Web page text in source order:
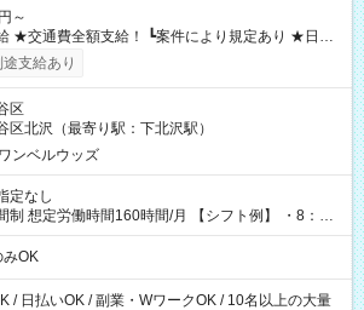
～
日払
定あり） ┗働いたその日に現金GET♪ お仕事後はコ
日払い分を引き落とせます！ 【試用期間】試
支給あり
区
区北沢（最寄り駅：下北沢駅）
ンベルウッズ
定なし
労働時間160時間/月 【シフト例】 ・8：00
みOK
/ 日払いOK / 副業・WワークOK / 10名以上の大量